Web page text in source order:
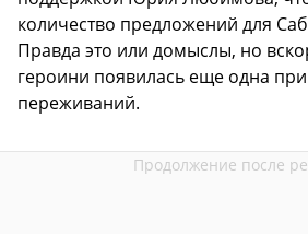
количество предложений для
Правда это или домыслы, но
героини появилась еще одна
переживаний.